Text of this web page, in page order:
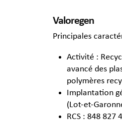
Valoregen
Principales
Activité :
avancé des
polymères
Implantation
(Lot-et-
RCS : 848 827